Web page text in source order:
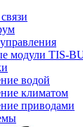
модули TIS-
водой
климатом
приводами